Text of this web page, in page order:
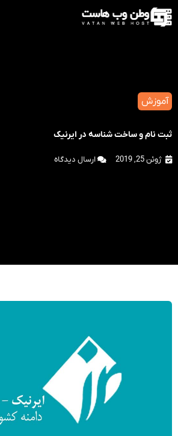
آموزش
ثبت نام و ساخت شناسه در ایرنیک
ژوئن 25, 2019 ارسال دیدگاه